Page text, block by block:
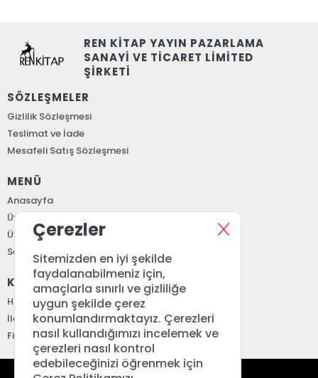
REN KİTAP YAYIN PAZARLAMA
SANAYİ VE TİCARET LİMİTED
ŞİRKETİ
SÖZLEŞMELER
Gizlilik Sözleşmesi
Teslimat ve İade
Mesafeli Satış Sözleşmesi
MENÜ
Anasayfa
Üye Girişi
Üye Ol
Sepetim
KURUMSAL
Hakkımızda
İletişim
Fiyat Listesi
Çerezler
Sitemizden en iyi şekilde
faydalanabilmeniz için,
amaçlarla sınırlı ve gizliliğe
uygun şekilde çerez
konumlandırmaktayız. Çerezleri
nasıl kullandığımızı incelemek ve
çerezleri nasıl kontrol
edebileceğinizi öğrenmek için